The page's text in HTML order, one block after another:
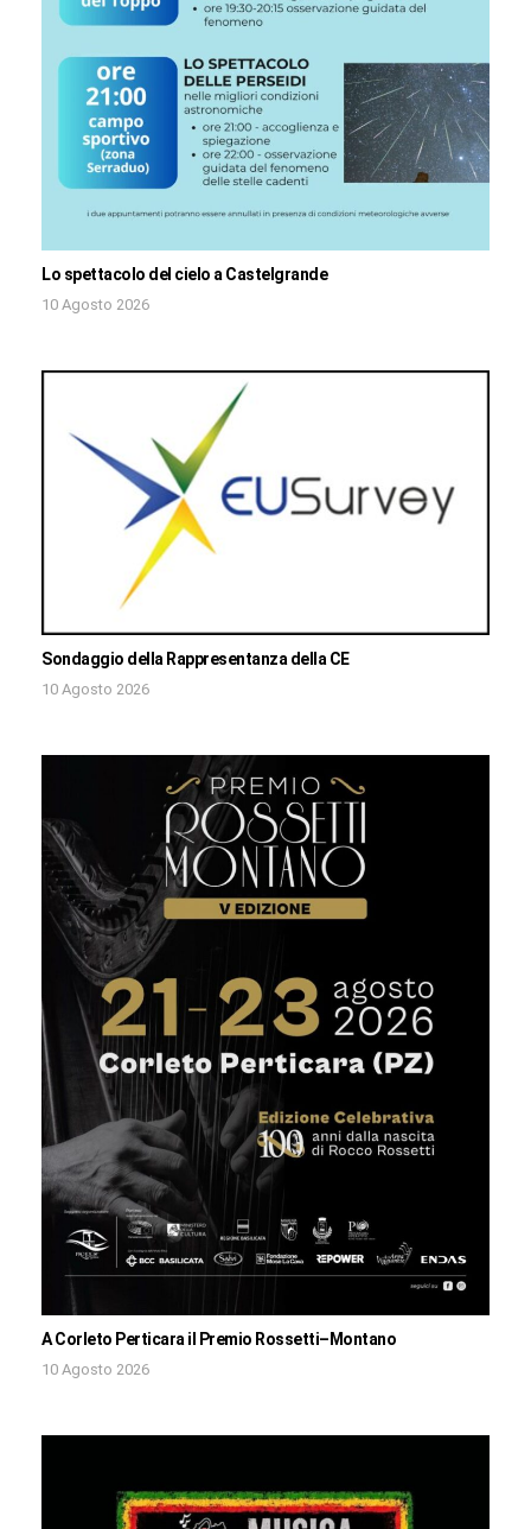
Lo spettacolo del cielo a Castelgrande
10 Agosto 2026
Sondaggio della Rappresentanza della CE
10 Agosto 2026
A Corleto Perticara il Premio Rossetti–Montano
10 Agosto 2026